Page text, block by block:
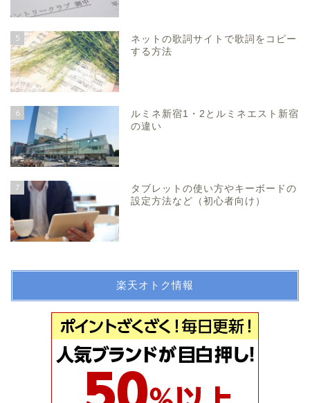
5
ネットの歌詞サイトで歌詞をコピー
する方法
6
ルミネ新宿1・2とルミネエスト新宿
の違い
7
タブレットの使い方やキーボードの
設定方法など（初心者向け）
楽天オトク情報